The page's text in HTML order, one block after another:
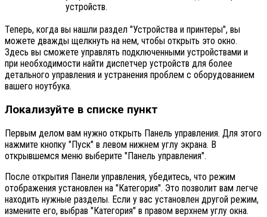
устройств.
Теперь, когда вы нашли раздел "Устройства и принтеры", вы
можете дважды щелкнуть на нем, чтобы открыть это окно.
Здесь вы сможете управлять подключенными устройствами и
при необходимости найти диспетчер устройств для более
детального управления и устранения проблем с оборудованием
вашего ноутбука.
Локализуйте в списке пункт
Первым делом вам нужно открыть Панель управления. Для этого
нажмите кнопку "Пуск" в левом нижнем углу экрана. В
открывшемся меню выберите "Панель управления".
После открытия Панели управления, убедитесь, что режим
отображения установлен на "Категория". Это позволит вам легче
находить нужные разделы. Если у вас установлен другой режим,
измените его, выбрав "Категория" в правом верхнем углу окна.